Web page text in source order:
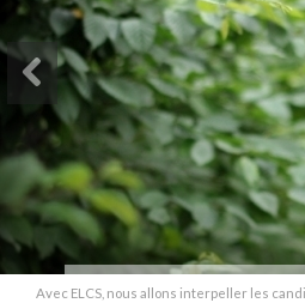
Avec ELCS, nous allons interpeller les